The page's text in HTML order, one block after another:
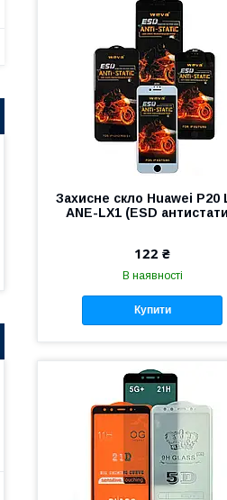
Захисне скло Huawei P20
ANE-LX1 (ESD
122 ₴
В наявності
Купити